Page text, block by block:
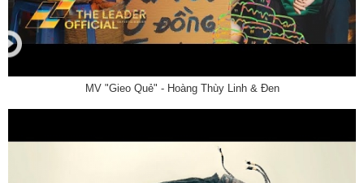
MV "Gieo Quẻ" - Hoàng Thùy Linh & Đen